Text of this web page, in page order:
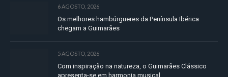
6 AGOSTO, 2026
Os melhores hambúrgueres da Península Ibérica
chegam a Guimarães
5 AGOSTO, 2026
Com inspiração na natureza, o Guimarães Clássico
apresenta-se em harmonia musical